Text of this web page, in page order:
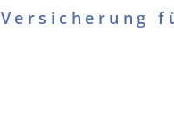
Versicherung